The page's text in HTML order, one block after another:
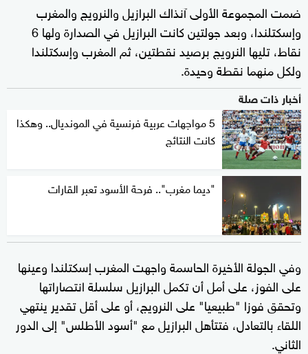
ضمت المجموعة الأولى آنذاك البرازيل والنرويج والمغرب
وإسكتلندا، وبعد جولتين كانت البرازيل في الصدارة ولها 6
نقاط، تليها النرويج برصيد نقطتين، ثم المغرب وإسكتلندا
ولكل منهما نقطة وحيدة.
أخبار ذات صلة
5 مواجهات عربية فرنسية في المونديال.. وهكذا
كانت النتائج
"ديما مغرب".. فرحة الأسود تعبر القارات
وفي الجولة الأخيرة الحاسمة واجهت المغرب إسكتلندا وعينها
على الفوز، على أمل أن تكمل البرازيل سلسلة انتصاراتها
وتحقق فوزا "طبيعيا" على النرويج، أو على أقل تقدير ينتهي
اللقاء بالتعادل، فتتأهل البرازيل مع "أسود الأطلس" إلى الدور
الثاني.